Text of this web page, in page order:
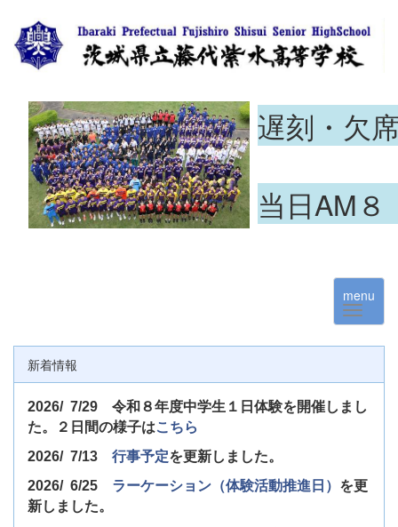
遅刻・欠
当日AM
menu
新着情報
2026/ 7/29 令和８年度中学生１日体験を開催しまし
た。２日間の様子はこちら
2026/ 7/13 行事予定を更新しました。
2026/ 6/25 ラーケーション（体験活動推進日） を更
新しました。